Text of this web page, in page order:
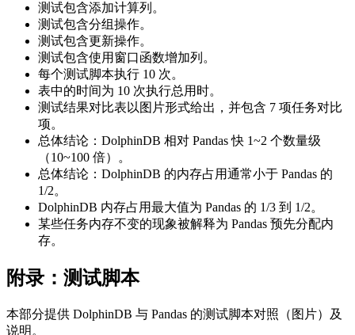
测试包含添加计算列。
测试包含分组操作。
测试包含更新操作。
测试包含使用窗口函数增加列。
每个测试脚本执行 10 次。
表中的时间为 10 次执行总用时。
测试结果对比表以图片形式给出，并包含 7 项任务对比
项。
总体结论：DolphinDB 相对 Pandas 快 1~2 个数量级
（10~100 倍）。
总体结论：DolphinDB 的内存占用通常小于 Pandas 的
1/2。
DolphinDB 内存占用最大值为 Pandas 的 1/3 到 1/2。
某些任务内存不变的现象被解释为 Pandas 预先分配内
存。
附录：测试脚本
本部分提供 DolphinDB 与 Pandas 的测试脚本对照（图片）及
说明。